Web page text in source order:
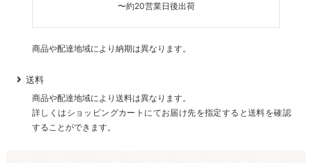
〜約20営業日後出荷
商品や配達地域により納期は異なります。
送料
商品や配達地域により送料は異なります。
詳しくはショッピングカートにてお届け先を指定すると送料を確認
することができます。